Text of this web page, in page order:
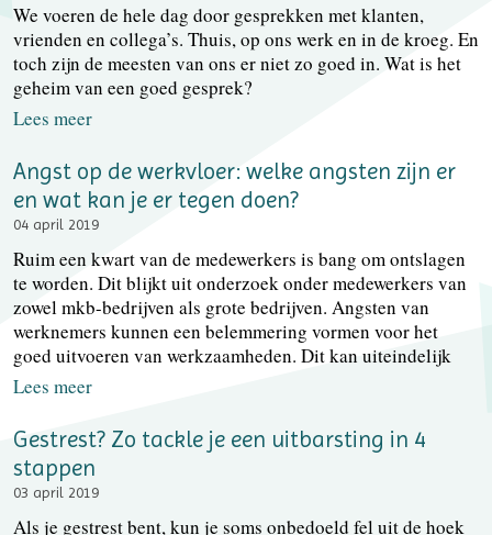
We voeren de hele dag door gesprekken met klanten,
vrienden en collega’s. Thuis, op ons werk en in de kroeg. En
toch zijn de meesten van ons er niet zo goed in. Wat is het
geheim van een goed gesprek?
Lees meer
Angst op de werkvloer: welke angsten zijn er
en wat kan je er tegen doen?
04 april 2019
Ruim een kwart van de medewerkers is bang om ontslagen
te worden. Dit blijkt uit onderzoek onder medewerkers van
zowel mkb-bedrijven als grote bedrijven. Angsten van
werknemers kunnen een belemmering vormen voor het
goed uitvoeren van werkzaamheden. Dit kan uiteindelijk
Lees meer
Gestrest? Zo tackle je een uitbarsting in 4
stappen
03 april 2019
Als je gestrest bent, kun je soms onbedoeld fel uit de hoek